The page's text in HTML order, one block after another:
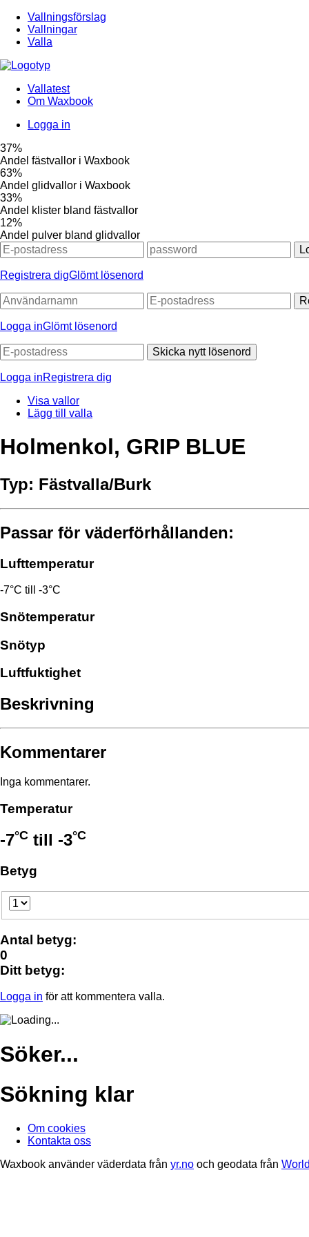
Vallningsförslag
Vallningar
Valla
Vallatest
Om Waxbook
Logga in
37%
Andel fästvallor i Waxbook
63%
Andel glidvallor i Waxbook
33%
Andel klister bland fästvallor
12%
Andel pulver bland glidvallor
Registrera digGlömt lösenord
Logga inGlömt lösenord
Skicka nytt lösenord
Logga inRegistrera dig
Visa vallor
Lägg till valla
Holmenkol, GRIP BLUE
Typ: Fästvalla/Burk
Passar för väderförhållanden:
Lufttemperatur
-7°C till -3°C
Snötemperatur
Snötyp
Luftfuktighet
Beskrivning
Kommentarer
Inga kommentarer.
Temperatur
-7°C till -3°C
Betyg
Antal betyg:
0
Ditt betyg:
Logga in för att kommentera valla.
Söker...
Sökning klar
Om cookies
Kontakta oss
Waxbook använder väderdata från yr.no och geodata från